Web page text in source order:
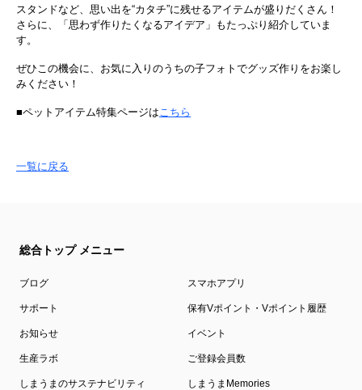
スタンドなど、思い出を“カタチ”に残せるアイテムが盛りだくさん！
さらに、「思わず作りたくなるアイデア」もたっぷり紹介していま
す。
ぜひこの機会に、お気に入りのうちの子フォトでグッズ作りをお楽し
みください！
■ペットアイテム特集ページはこちら
一覧に戻る
総合トップ メニュー
ブログ スマホアプリ
サポート 保有Vポイント・Vポイント履歴
お知らせ イベント
生産ラボ ご登録会員数
しまうまのサステナビリティ しまうまMemories